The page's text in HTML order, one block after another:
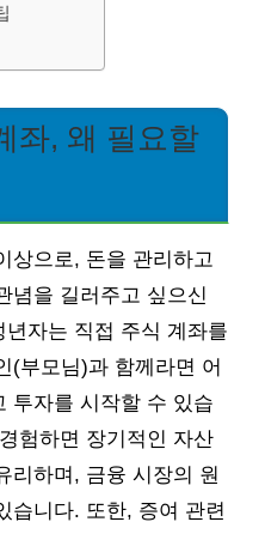
좌, 왜 필요할
상으로, 돈을 관리하고
념을 길러주고 싶으신
자는 직접 주식 계좌를
(부모님)과 함께라면 어
투자를 시작할 수 있습
험하면 장기적인 자산
리하며, 금융 시장의 원
습니다. 또한, 증여 관련